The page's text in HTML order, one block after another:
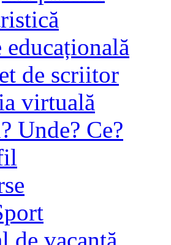
educațională
de scriitor
virtuală
Unde? Ce?